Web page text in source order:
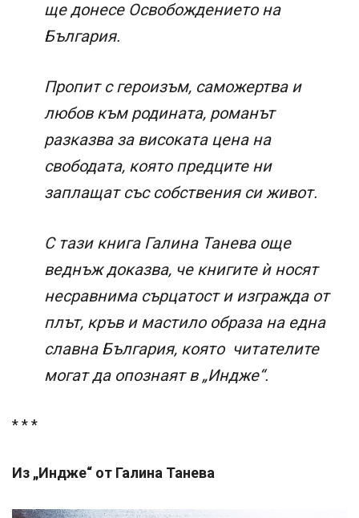
ще донесе Освобождението на
България.
Пропит с героизъм, саможертва и
любов към родината, романът
разказва за високата цена на
свободата, която предците ни
заплащат със собствения си живот.
С тази книга Галина Танева още
веднъж доказва, че книгите ѝ носят
несравнима сърцатост и изгражда от
плът, кръв и мастило образа на една
славна България, която читателите
могат да опознаят в „Индже“.
* * *
Из „Индже“ от Галина Танева